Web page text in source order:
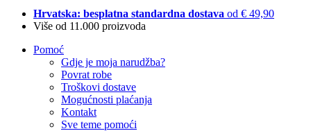
Hrvatska: besplatna standardna dostava od € 49,90
Više od 11.000 proizvoda
Pomoć
Gdje je moja narudžba?
Povrat robe
Troškovi dostave
Mogućnosti plaćanja
Kontakt
Sve teme pomoći